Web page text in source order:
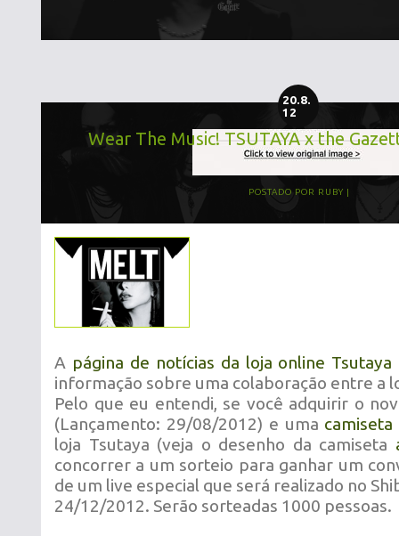
20.8.
12
Wear The Music! TSUTAYA x the
POSTADO POR RUBY
A página de notícias da loja online Tsutaya
informação sobre uma colaboração entre a
Pelo que eu entendi, se você adquirir o
(Lançamento: 29/08/2012) e uma camiseta
loja Tsutaya (veja o desenho da camiseta
concorrer a um sorteio para ganhar um
de um live especial que será realizado no
24/12/2012. Serão sorteadas 1000 pessoas.